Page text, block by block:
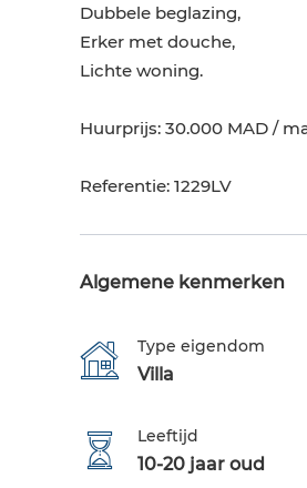
Dubbele beglazing,
Erker met douche,
Lichte woning.
Huurprijs: 30.000 MAD /
Referentie: 1229LV
Algemene kenmerken
Type eigendom
Villa
Leeftijd
10-20 jaar oud